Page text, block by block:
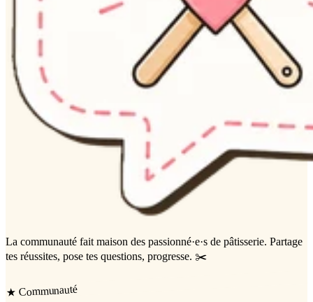
La communauté fait maison des passionné·e·s de pâtisserie. Partage
tes réussites, pose tes questions, progresse. ✂️
★ Communauté